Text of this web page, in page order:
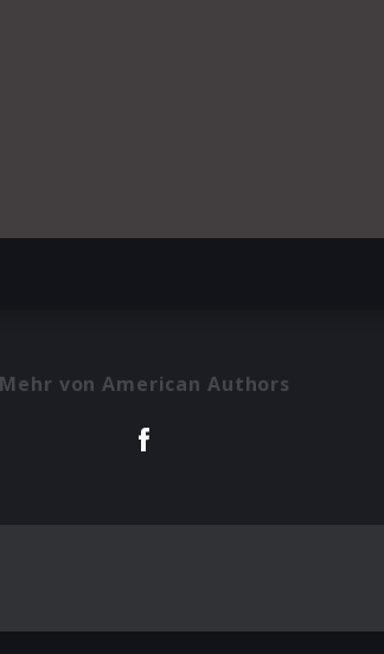
Mehr von American Authors